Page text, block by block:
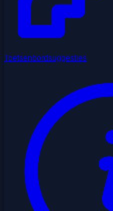
Toetsenbordsuggesties